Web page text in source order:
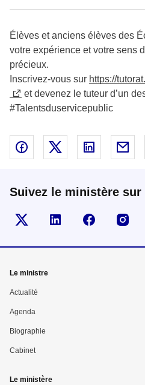
Élèves et anciens élèves des
votre expérience et votre sens
précieux.
Inscrivez-vous sur https://
et devenez le tuteur d’un
#Talentsduservicepublic
Partager sur Facebook -
Partager sur X -
Partager
Suivez le ministère
Visiter la page Twitter
Visiter la page
Suivez-
Mega
menu
Pied
de
Le ministre
Actualité
Agenda
Biographie
Cabinet
Le ministère